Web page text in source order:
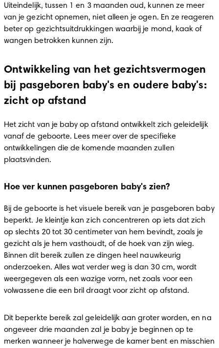
Uiteindelijk, tussen 1 en 3 maanden oud, kunnen ze meer
van je gezicht opnemen, niet alleen je ogen. En ze reageren
beter op gezichtsuitdrukkingen waarbij je mond, kaak of
wangen betrokken kunnen zijn.
Ontwikkeling van het gezichtsvermogen
bij pasgeboren baby's en oudere baby's:
zicht op afstand
Het zicht van je baby op afstand ontwikkelt zich geleidelijk
vanaf de geboorte. Lees meer over de specifieke
ontwikkelingen die de komende maanden zullen
plaatsvinden.
Hoe ver kunnen pasgeboren baby's zien?
Bij de geboorte is het visuele bereik van je pasgeboren baby
beperkt. Je kleintje kan zich concentreren op iets dat zich
op slechts 20 tot 30 centimeter van hem bevindt, zoals je
gezicht als je hem vasthoudt, of de hoek van zijn wieg.
Binnen dit bereik zullen ze dingen heel nauwkeurig
onderzoeken. Alles wat verder weg is dan 30 cm, wordt
weergegeven als een wazige vorm, net zoals voor een
volwassene die een bril draagt voor zicht op afstand.
Dit beperkte bereik zal geleidelijk aan groter worden, en na
ongeveer drie maanden zal je baby je beginnen op te
merken wanneer je halverwege de kamer bent en misschien